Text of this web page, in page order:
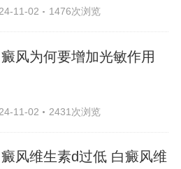
11-02 1476次浏览
风为何要增加光敏作用
11-02 2431次浏览
风维生素d过低 白癜风维